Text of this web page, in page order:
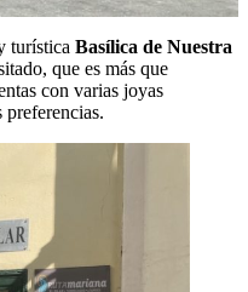
turística Basílica de Nuestra
que es más que
con varias joyas
preferencias.